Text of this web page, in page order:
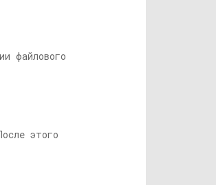
файлового
этого